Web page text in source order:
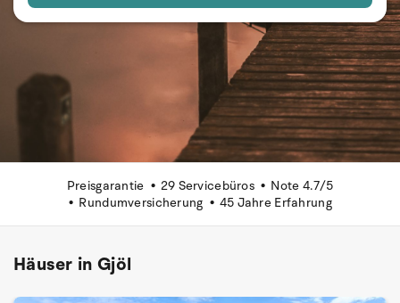
Preisgarantie 29 Servicebüros
Note 4.7/5
Rundumversicherung
45 Jahre Erfahrung
Häuser in Gjöl